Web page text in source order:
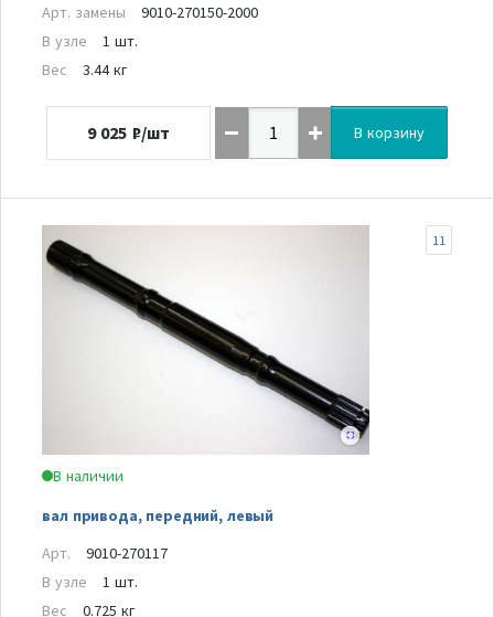
Арт. замены
9010-270150-2000
В узле
1 шт.
Вес
3.44 кг
9 025 ₽/шт В корзину
В наличии
вал привода, передний, левый
11
Арт.
9010-270117
В узле
1 шт.
Вес
0.725 кг